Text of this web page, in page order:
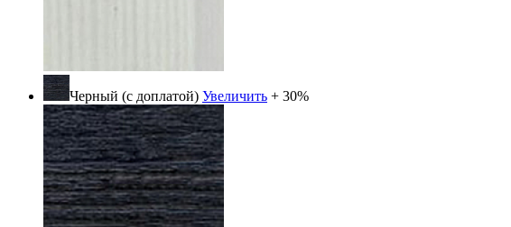
Черный (с доплатой) Увеличить + 30%